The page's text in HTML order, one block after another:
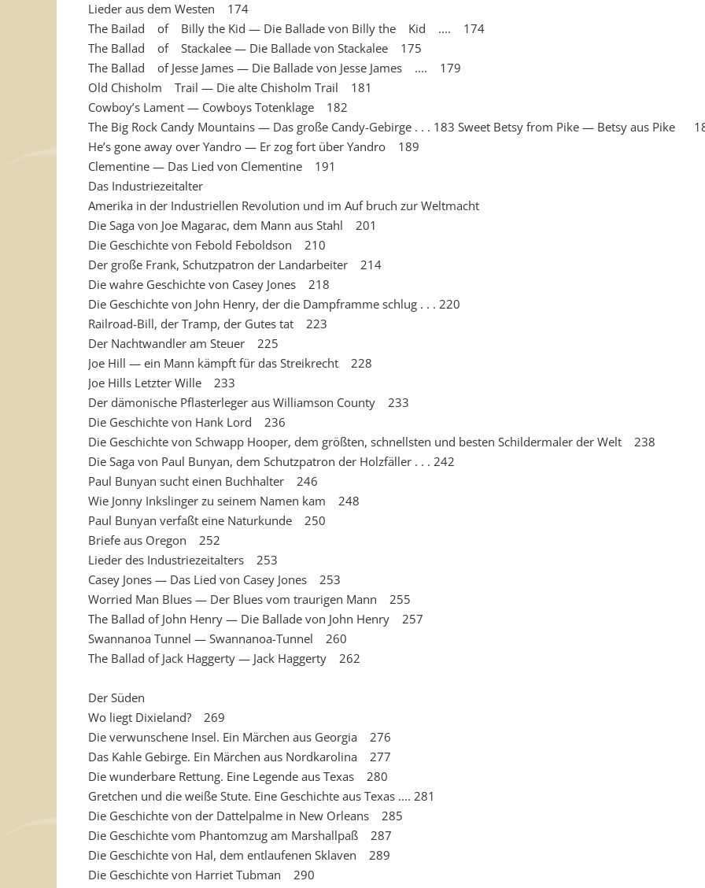
Lieder aus dem Westen 174
The Bailad of Billy the Kid — Die Ballade von Billy the Kid .... 174
The Ballad of Stackalee — Die Ballade von Stackalee 175
The Ballad of Jesse James — Die Ballade von Jesse James .... 179
Old Chisholm Trail — Die alte Chisholm Trail 181
Cowboy’s Lament — Cowboys Totenklage 182
The Big Rock Candy Mountains — Das große Candy-Gebirge . . . 183 Sweet Betsy from Pike — Betsy aus Pike
He’s gone away over Yandro — Er zog fort über Yandro 189
Clementine — Das Lied von Clementine 191
Das Industriezeitalter
Amerika in der Industriellen Revolution und im Auf bruch zur Weltmacht
Die Saga von Joe Magarac, dem Mann aus Stahl 201
Die Geschichte von Febold Feboldson 210
Der große Frank, Schutzpatron der Landarbeiter 214
Die wahre Geschichte von Casey Jones 218
Die Geschichte von John Henry, der die Dampframme schlug . . . 220
Railroad-Bill, der Tramp, der Gutes tat 223
Der Nachtwandler am Steuer 225
Joe Hill — ein Mann kämpft für das Streikrecht 228
Joe Hills Letzter Wille 233
Der dämonische Pflasterleger aus Williamson County 233
Die Geschichte von Hank Lord 236
Die Geschichte von Schwapp Hooper, dem größten, schnellsten und besten Schildermaler der Welt 238
Die Saga von Paul Bunyan, dem Schutzpatron der Holzfäller . . . 242
Paul Bunyan sucht einen Buchhalter 246
Wie Jonny Inkslinger zu seinem Namen kam 248
Paul Bunyan verfaßt eine Naturkunde 250
Briefe aus Oregon 252
Lieder des Industriezeitalters 253
Casey Jones — Das Lied von Casey Jones 253
Worried Man Blues — Der Blues vom traurigen Mann 255
The Ballad of John Henry — Die Ballade von John Henry 257
Swannanoa Tunnel — Swannanoa-Tunnel 260
The Ballad of Jack Haggerty — Jack Haggerty 262
Der Süden
Wo liegt Dixieland? 269
Die verwunschene Insel. Ein Märchen aus Georgia 276
Das Kahle Gebirge. Ein Märchen aus Nordkarolina 277
Die wunderbare Rettung. Eine Legende aus Texas 280
Gretchen und die weiße Stute. Eine Geschichte aus Texas .... 281
Die Geschichte von der Dattelpalme in New Orleans 285
Die Geschichte vom Phantomzug am Marshallpaß 287
Die Geschichte von Hal, dem entlaufenen Sklaven 289
Die Geschichte von Harriet Tubman 290